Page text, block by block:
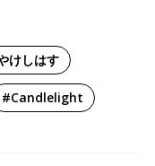
けしはす
#Candlelight